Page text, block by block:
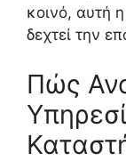
κοινό, αυτή
δεχτεί την
Πώς